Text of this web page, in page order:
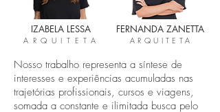
IZABELA LESSA FERNANDA ZANETTA
ARQUITETA ARQUITETA
Nosso trabalho representa a síntese de
interesses e experiências acumuladas nas
trajetórias profissionais, cursos e viagens,
somada a constante e ilimitada busca pelo